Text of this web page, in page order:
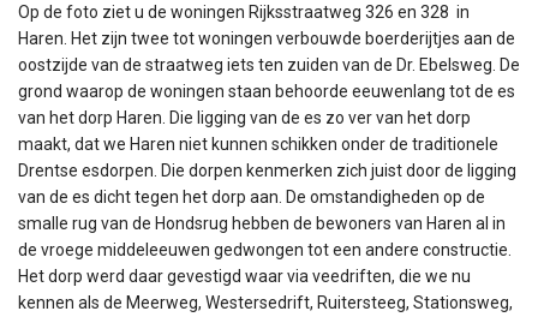
Op de foto ziet u de woningen Rijksstraatweg 326 en 328 in
Haren. Het zijn twee tot woningen verbouwde boerderijtjes aan de
oostzijde van de straatweg iets ten zuiden van de Dr. Ebelsweg. De
grond waarop de woningen staan behoorde eeuwenlang tot de es
van het dorp Haren. Die ligging van de es zo ver van het dorp
maakt, dat we Haren niet kunnen schikken onder de traditionele
Drentse esdorpen. Die dorpen kenmerken zich juist door de ligging
van de es dicht tegen het dorp aan. De omstandigheden op de
smalle rug van de Hondsrug hebben de bewoners van Haren al in
de vroege middeleeuwen gedwongen tot een andere constructie.
Het dorp werd daar gevestigd waar via veedriften, die we nu
kennen als de Meerweg, Westersedrift, Ruitersteeg, Stationsweg,